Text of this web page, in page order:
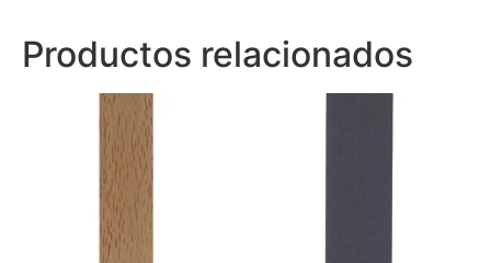
Productos relacionados